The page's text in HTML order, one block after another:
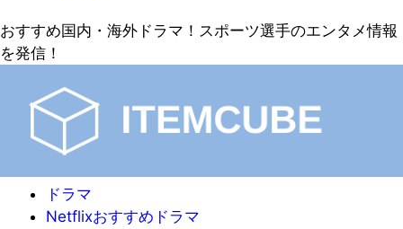
おすすめ国内・海外ドラマ！スポーツ選手のエンタメ情報
を発信！
ドラマ
Netflixおすすめドラマ